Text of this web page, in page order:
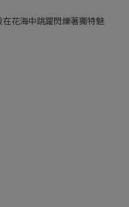
花海中跳躍閃爍著獨特魅